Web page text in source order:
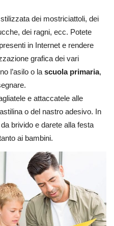
dei mostriciattoli, dei
dei ragni, ecc. Potete
in Internet e rendere
grafica dei vari
l’asilo o lascuola primaria,
e attaccatele alle
o del nastro adesivo. In
brivido e darete alla festa
ai bambini.